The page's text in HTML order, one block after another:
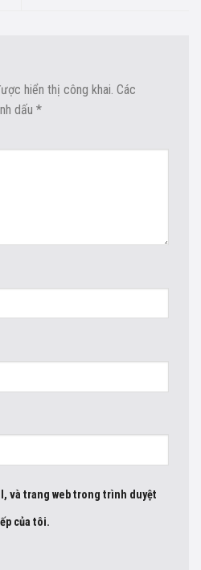
hiển thị công khai. Các
dấu *
và trang web trong trình duyệt
của tôi.